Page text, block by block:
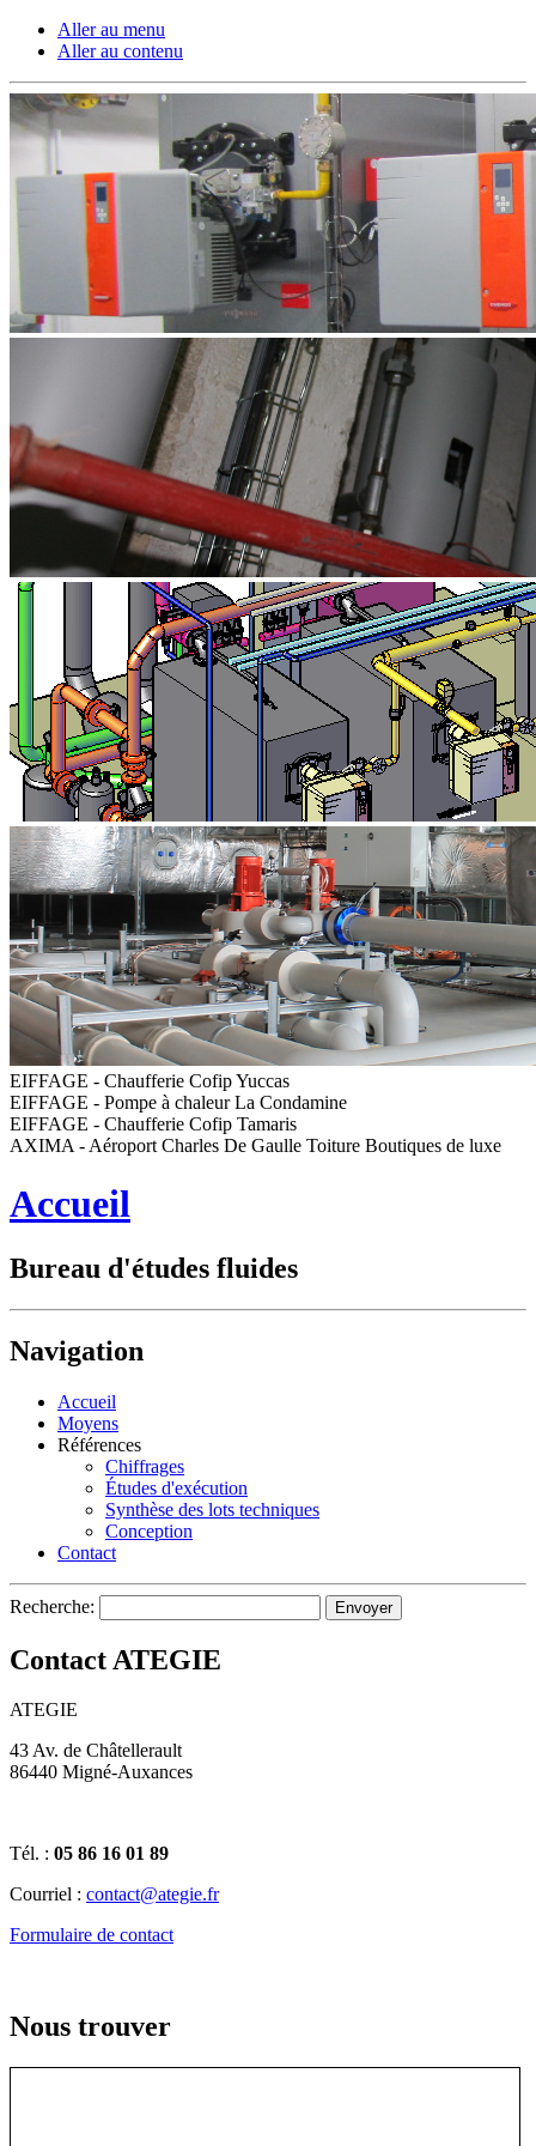
Aller au menu
Aller au contenu
EIFFAGE - Chaufferie Cofip Yuccas
EIFFAGE - Pompe à chaleur La Condamine
EIFFAGE - Chaufferie Cofip Tamaris
AXIMA - Aéroport Charles De Gaulle Toiture Boutiques de luxe
Accueil
Bureau d'études fluides
Navigation
Accueil
Moyens
Références
Chiffrages
Études d'exécution
Synthèse des lots techniques
Conception
Contact
Recherche:
Contact ATEGIE
ATEGIE
43 Av. de Châtellerault
86440 Migné-Auxances
Tél. : 05 86 16 01 89
Courriel : contact@ategie.fr
Formulaire de contact
Nous trouver